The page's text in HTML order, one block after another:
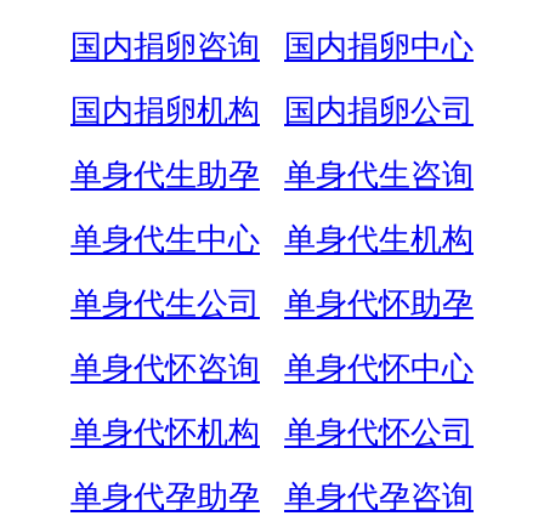
国内捐卵咨询
国内捐卵中心
国内捐卵机构
国内捐卵公司
单身代生助孕
单身代生咨询
单身代生中心
单身代生机构
单身代生公司
单身代怀助孕
单身代怀咨询
单身代怀中心
单身代怀机构
单身代怀公司
单身代孕助孕
单身代孕咨询